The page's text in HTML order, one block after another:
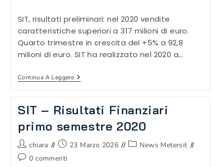
SIT, risultati preliminari: nel 2020 vendite
caratteristiche superiori a 317 milioni di euro.
Quarto trimestre in crescita del +5% a 92,8
milioni di euro. SIT ha realizzato nel 2020 a…
Continua A LeggereSIT,
Risultati
2020
Vendite
Caratteristiche
Superiori
317
SIT – Risultati Finanziari
primo semestre 2020
Autore
dell'articolo:
chiara
Articolo
pubblicato:
23 Marzo 2026
Categoria
News Metersit
Commenti
0 commenti